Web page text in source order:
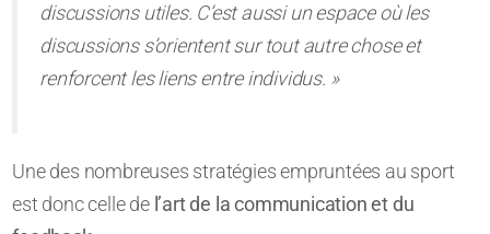
discussions utiles. C’est aussi un espace où les
discussions s’orientent sur tout autre chose et
renforcent les liens entre individus. »
Une des nombreuses stratégies empruntées au sport
est donc celle del’art de la communication et du